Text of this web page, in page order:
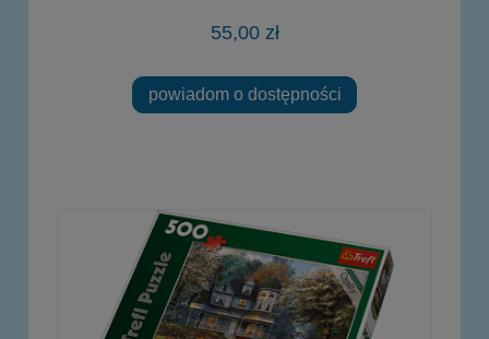
55,00 zł
powiadom o dostępności